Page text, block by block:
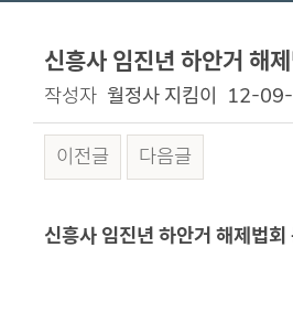
신흥사 임진년 하안거 해
작성자 월정사 지킴이 12-
이전글 다음글
신흥사 임진년 하안거 해제법회